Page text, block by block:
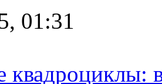
01:31
квадроциклы: